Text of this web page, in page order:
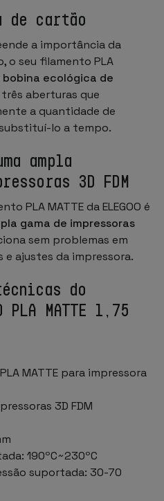
de cartão
a importância da
o seu filamento PLA
bobina ecológica de
três aberturas que
a quantidade de
lo a tempo.
ampla
3D FDM
PLA MATTE da ELEGOO é
gama de impressoras
sem problemas em
ajustes da impressora.
do
PLA MATTE 1,75
MATTE para impressora
3D FDM
190ºC~230ºC
suportada: 30-70